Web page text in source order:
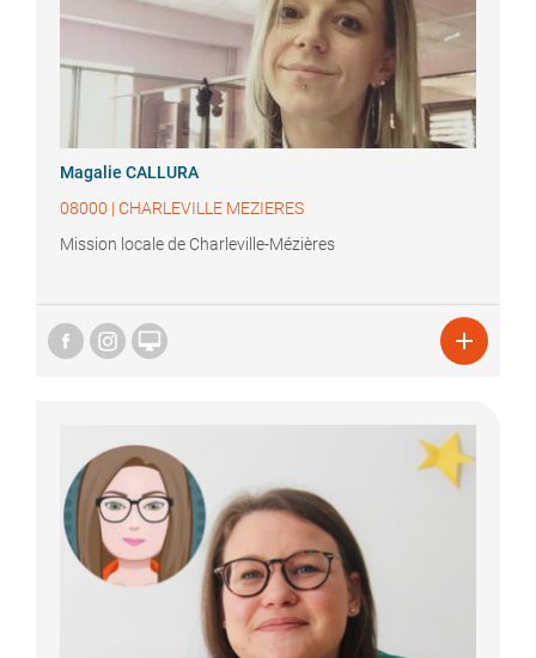
Magalie CALLURA
08000 | CHARLEVILLE MEZIERES
Mission locale de Charleville-Mézières
 